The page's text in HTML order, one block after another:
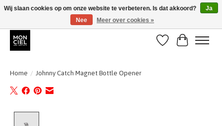
BE + NL : GRATIS VERZENDING van 31/07 t;e.m. 17/8
Verlanglijst
Home / Johnny Catch Magnet Bottle Opener
Wij slaan cookies op om onze website te verbeteren. Is dat akkoord?
Ja
Nee
Meer over cookies »